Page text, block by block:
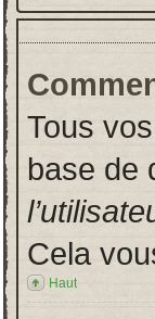
Tous
base de
Cela
Haut